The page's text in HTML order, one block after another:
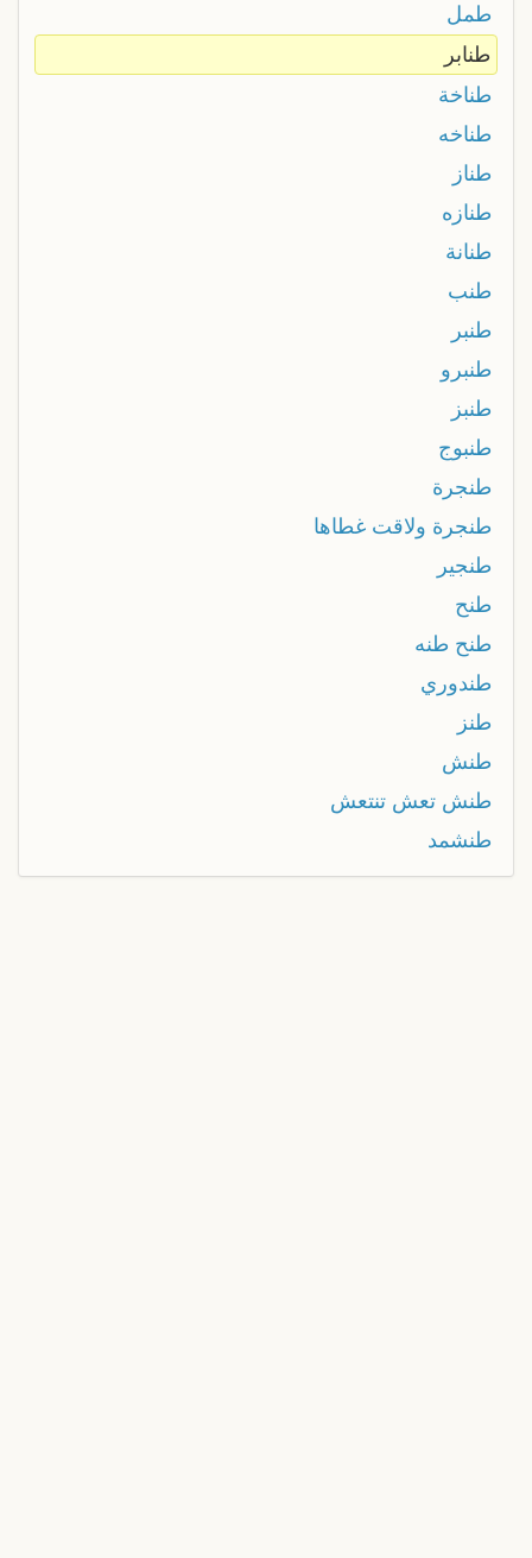
طمل
طنابر
طناخة
طناخه
طناز
طنازه
طنانة
طنب
طنبر
طنبرو
طنبز
طنبوج
طنجرة
طنجرة ولاقت غطاها
طنجير
طنح
طنح طنه
طندوري
طنز
طنش
طنش تعش تنتعش
طنشمد